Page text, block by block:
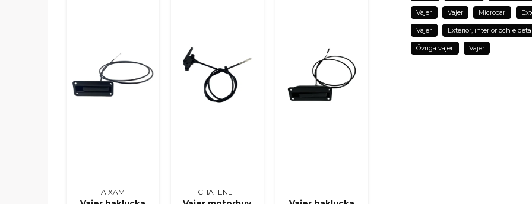
AIXAM CHATENET
name
Namn
Vajer Vajer Microcar
Vajer Exteriör, interiör och
Övriga vajer Vajer